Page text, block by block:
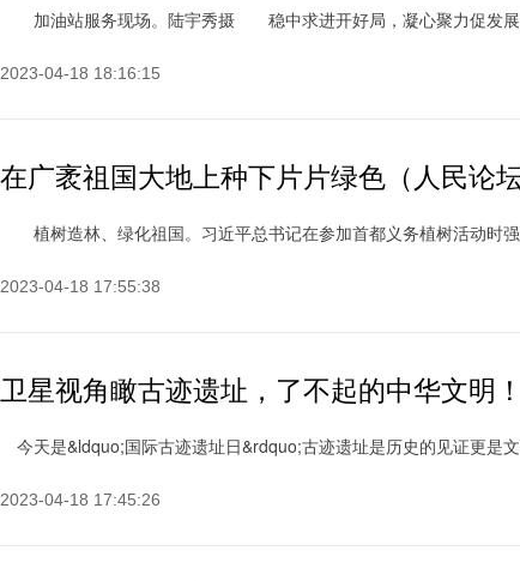
加油站服务现场。陆宇秀摄 稳中求进开好局，凝心聚力促发展
2023-04-18 18:16:15
在广袤祖国大地上种下片片绿色（人民论坛
植树造林、绿化祖国。习近平总书记在参加首都义务植树活动时
2023-04-18 17:55:38
卫星视角瞰古迹遗址，了不起的中华文明！
今天是&ldquo;国际古迹遗址日&rdquo;古迹遗址是历史的见证更是
2023-04-18 17:45:26